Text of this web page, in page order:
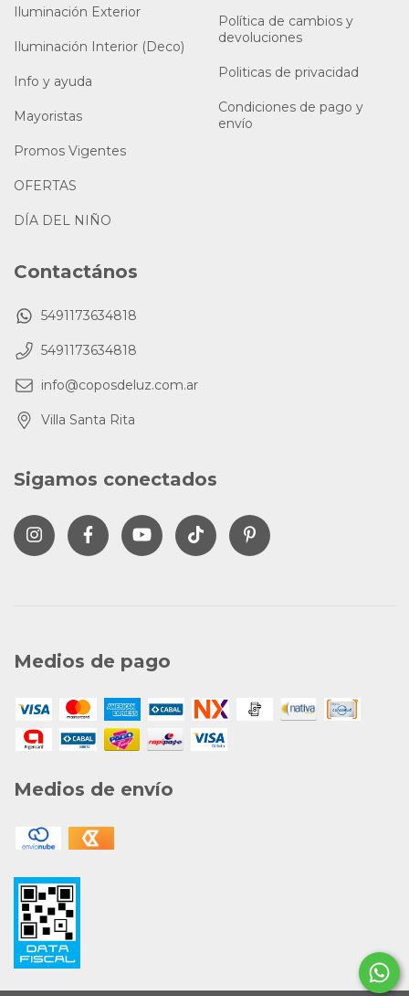
Iluminación Exterior
Iluminación Interior (Deco)
Info y ayuda
Mayoristas
Promos Vigentes
OFERTAS
DÍA DEL NIÑO
Política de cambios y
devoluciones
Politicas de privacidad
Condiciones de pago y
envío
Contactános
5491173634818
5491173634818
info@coposdeluz.com.ar
Villa Santa Rita
Sigamos conectados
Medios de pago
Medios de envío